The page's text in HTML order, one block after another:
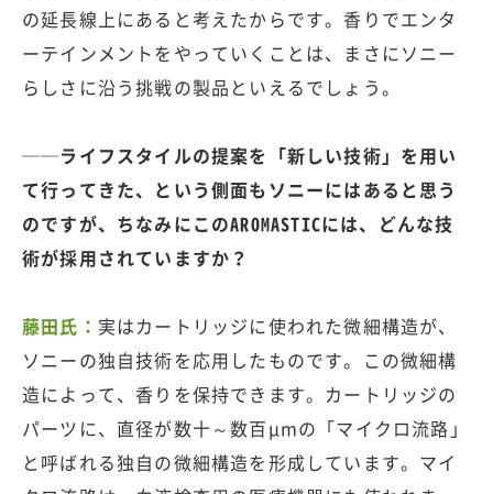
の延長線上にあると考えたからです。香りでエンタ
ーテインメントをやっていくことは、まさにソニー
らしさに沿う挑戦の製品といえるでしょう。
──ライフスタイルの提案を「新しい技術」を用い
て行ってきた、という側面もソニーにはあると思う
のですが、ちなみにこのAROMASTICには、どんな技
術が採用されていますか？
藤田氏： 実はカートリッジに使われた微細構造が、
ソニーの独自技術を応用したものです。この微細構
造によって、香りを保持できます。カートリッジの
パーツに、直径が数十～数百μmの「マイクロ流路」
と呼ばれる独自の微細構造を形成しています。マイ